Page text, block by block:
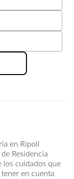
en Ripoll
Residencia
los cuidados que
en cuenta